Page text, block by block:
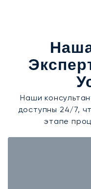
Наши
доступны 24/7,
этапе